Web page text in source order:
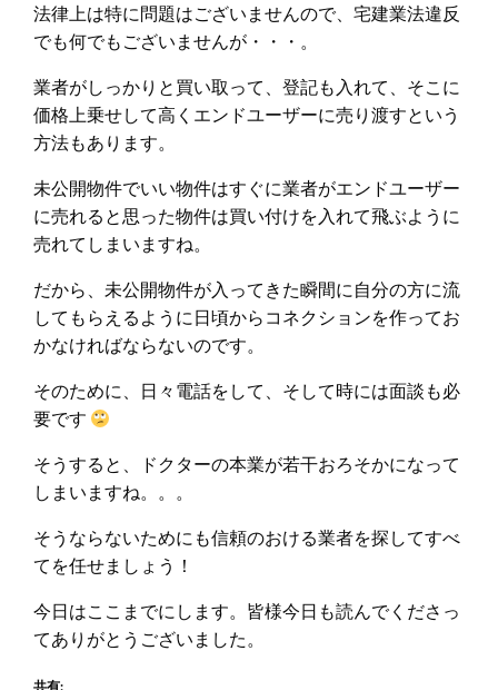
法律上は特に問題はございませんので、宅建業法違反
でも何でもございませんが・・・。
業者がしっかりと買い取って、登記も入れて、そこに
価格上乗せして高くエンドユーザーに売り渡すという
方法もあります。
未公開物件でいい物件はすぐに業者がエンドユーザー
に売れると思った物件は買い付けを入れて飛ぶように
売れてしまいますね。
だから、未公開物件が入ってきた瞬間に自分の方に流
してもらえるように日頃からコネクションを作ってお
かなければならないのです。
そのために、日々電話をして、そして時には面談も必
要です
そうすると、ドクターの本業が若干おろそかになって
しまいますね。。。
そうならないためにも信頼のおける業者を探してすべ
てを任せましょう！
今日はここまでにします。皆様今日も読んでくださっ
てありがとうございました。
共有: